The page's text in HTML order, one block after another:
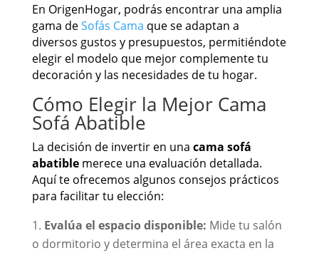
En OrigenHogar, podrás encontrar una amplia
gama deSofás Cama que se adaptan a
diversos gustos y presupuestos, permitiéndote
elegir el modelo que mejor complemente tu
decoración y las necesidades de tu hogar.
Cómo Elegir la Mejor Cama
Sofá Abatible
La decisión de invertir en una cama sofá
abatiblemerece una evaluación detallada.
Aquí te ofrecemos algunos consejos prácticos
para facilitar tu elección:
Evalúa el espacio disponible: Mide tu salón
o dormitorio y determina el área exacta en la